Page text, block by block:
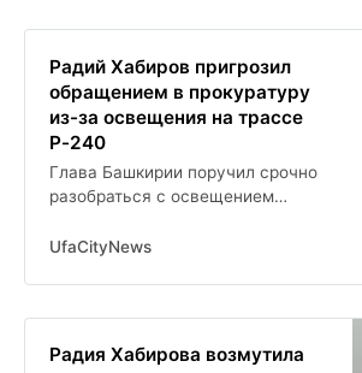
Радий Хабиров пригрозил
обращением в прокуратуру
из-за освещения на трассе
Р-240
Глава Башкирии поручил срочно
разобраться с освещением
UfaCityNews
Радия Хабирова возмутила